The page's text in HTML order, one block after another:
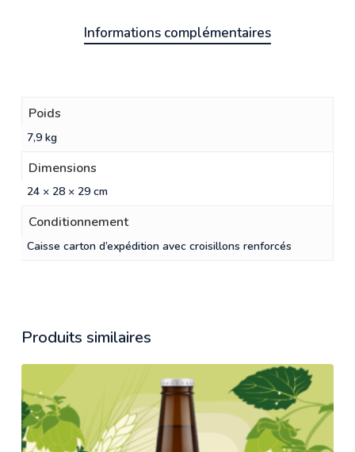
Informations complémentaires
Poids
7,9 kg
Dimensions
24 × 28 × 29 cm
Conditionnement
Caisse carton d’expédition avec croisillons renforcés
Produits similaires